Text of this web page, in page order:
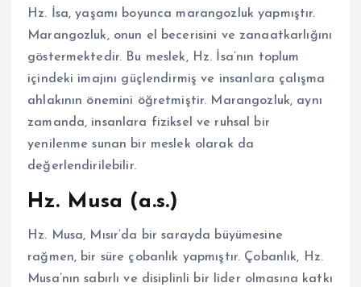
Hz. İsa, yaşamı boyunca marangozluk yapmıştır.
Marangozluk, onun el becerisini ve zanaatkarlığını
göstermektedir. Bu meslek, Hz. İsa’nın toplum
içindeki imajını güçlendirmiş ve insanlara çalışma
ahlakının önemini öğretmiştir. Marangozluk, aynı
zamanda, insanlara fiziksel ve ruhsal bir
yenilenme sunan bir meslek olarak da
değerlendirilebilir.
Hz. Musa (a.s.)
Hz. Musa, Mısır’da bir sarayda büyümesine
rağmen, bir süre çobanlık yapmıştır. Çobanlık, Hz.
Musa’nın sabırlı ve disiplinli bir lider olmasına katkı